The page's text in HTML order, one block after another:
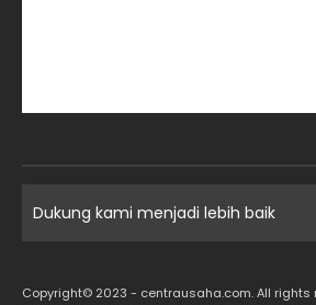
Dukung kami menjadi lebih baik
Copyright© 2023 - centrausaha.com. All rights